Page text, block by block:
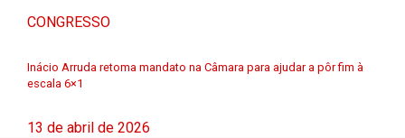
CONGRESSO
Inácio Arruda retoma mandato na Câmara para ajudar a pôr fim à
escala 6×1
13 de abril de 2026